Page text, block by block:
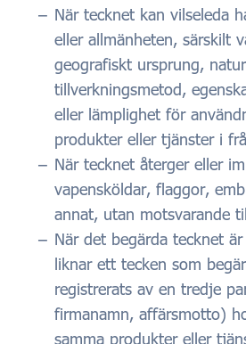
När tecknet kan vilseleda
eller allmänheten, särskilt
geografiskt ursprung,
tillverkningsmetod,
eller lämplighet för
produkter eller tjänster i
När tecknet återger eller
vapensköldar, flaggor,
annat, utan motsvarande
När det begärda tecknet
liknar ett tecken som
registrerats av en tredje
firmanamn, affärsmotto)
samma produkter eller